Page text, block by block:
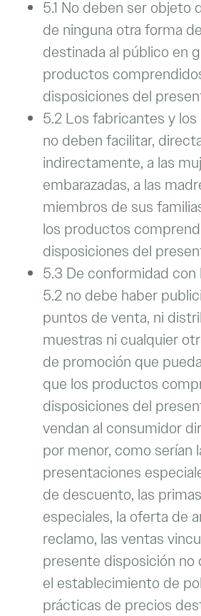
5.1 No deben ser objeto
de ninguna otra forma
destinada al público en
productos
disposiciones del
5.2 Los fabricantes y
no deben facilitar,
indirectamente, a las
embarazadas, a las
miembros de sus
los productos
disposiciones del
5.3 De conformidad con
5.2 no debe haber
puntos de venta, ni
muestras ni cualquier
de promoción que
que los productos
disposiciones del
vendan al consumidor
por menor, como serían
presentaciones
de descuento, las
especiales, la oferta de
reclamo, las ventas
presente disposición
el establecimiento de
prácticas de precios